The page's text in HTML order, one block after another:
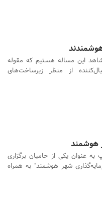
این مساله هستیم که مقوله
از منظر زیرساخت‌های
هوشمند
عنوان یکی از حامیان برگزاری
شهر هوشمند" به همراه